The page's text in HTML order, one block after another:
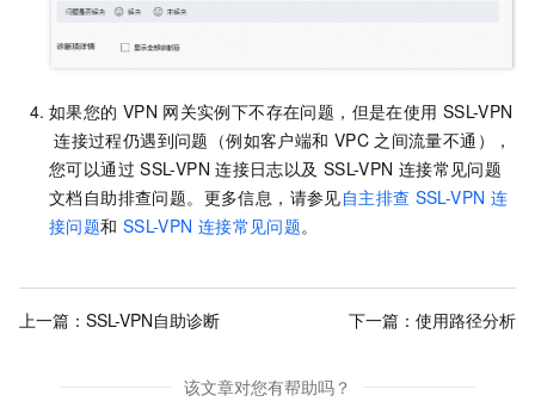
如果您的 VPN 网关实例下不存在问题，但是在使用 SSL-VPN
连接过程仍遇到问题（例如客户端和 VPC 之间流量不通），
您可以通过 SSL-VPN 连接日志以及 SSL-VPN 连接常见问题
文档自助排查问题。更多信息，请参见自主排查 SSL-VPN 连
接问题和 SSL-VPN 连接常见问题。
上一篇： SSL-VPN自助诊断 下一篇： 使用路径分析
该文章对您有帮助吗？